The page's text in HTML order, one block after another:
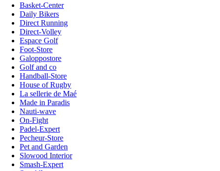
Basket-Center
Daily Bikers
Direct Running
Direct-Volley
Espace Golf
Foot-Store
Galoppostore
Golf and co
Handball-Store
House of Rugby
La sellerie de Maé
Made in Paradis
Nauti-wave
On-Fight
Padel-Expert
Pecheur-Store
Pet and Garden
Slowood Interior
Smash-Expert